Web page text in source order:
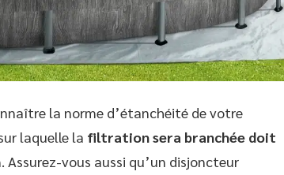
la norme d’étanchéité de votre
laquelle la filtration sera branchée doit
Assurez-vous aussi qu’un disjoncteur